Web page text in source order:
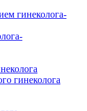
гинеколога-
гинеколога